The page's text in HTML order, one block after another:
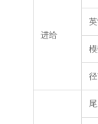
进给